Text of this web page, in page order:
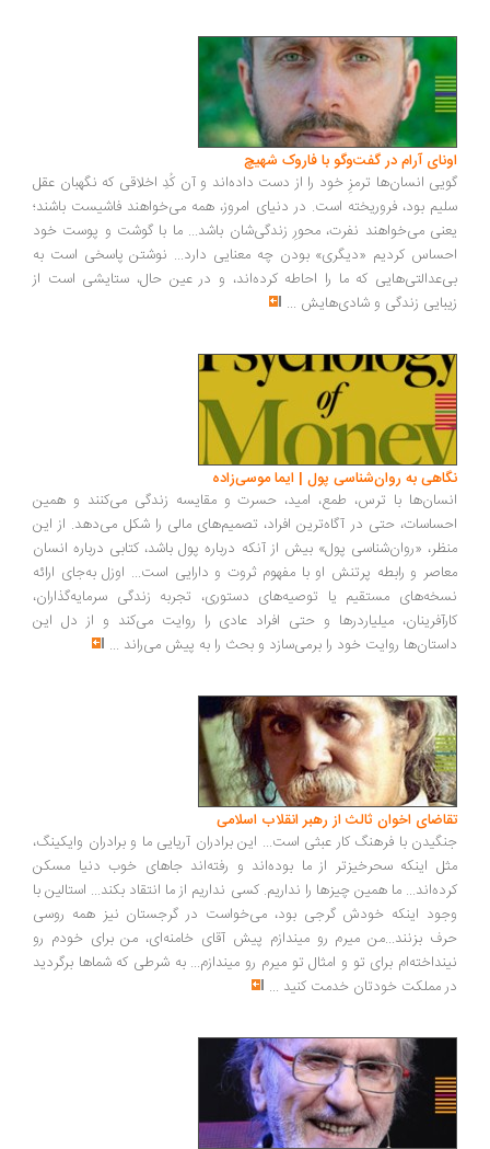
آرام در گفت‌وگو با فاروک شهیچ‭
انسان‌ها ترمزِ خود را از دست داده‌اند و آن کُدِ اخلاقی که نگهبان عقل
بود، فروریخته است. در دنیای امروز، همه می‌خواهند فاشیست باشند؛
می‌خواهند نفرت، محورِ زندگی‌شان باشد... ما با گوشت و پوست خود
کردیم «دیگری» بودن چه معنایی دارد... نوشتن پاسخی است به
که ما را احاطه کرده‌اند، و در عین حال، ستایشی است از
زندگی و شادی‌هایش...
به روان‌شناسی پول | ایما موسی‌زاده
با ترس، طمع، امید، حسرت و مقایسه زندگی می‌کنند و همین
حتی در آگاه‌ترین افراد، تصمیم‌های مالی را شکل می‌دهد. از این
«روان‌شناسی پول» بیش از آنکه درباره پول باشد، کتابی درباره انسان
و رابطه پرتنش او با مفهوم ثروت و دارایی است... اوزل به‌جای ارائه
مستقیم یا توصیه‌های دستوری، تجربه زندگی سرمایه‌گذاران،
میلیاردرها و حتی افراد عادی را روایت می‌کند و از دل این
روایت خود را برمی‌سازد و بحث را به پیش می‌راند ...
اخوان ثالث از رهبر انقلاب اسلامی
با فرهنگ کار عبثی است... این برادران آریایی ما و برادران وایکینگ،
اینکه سحرخیزتر از ما بوده‌اند و رفته‌اند جاهای خوب دنیا مسکن
ما همین چیزها را نداریم. کسی نداریم از ما انتقاد بکند... استالین با
اینکه خودش گرجی بود، می‌خواست در گرجستان نیز همه روسی
بزنند...من میرم رو میندازم پیش آقای خامنه‌ای، من برای خودم رو
برای تو و امثال تو میرم رو میندازم... به شرطی که شماها برگردید
مملکت خودتان خدمت کنید...